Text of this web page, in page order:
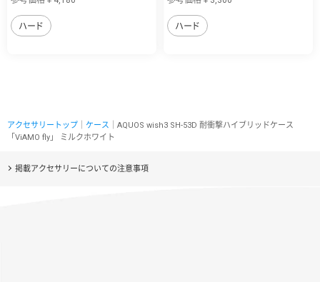
ハード ハード
アクセサリートップ ケース ｜AQUOS wish3 SH-53D 耐衝撃ハイブリッドケース
「ViAMO fly」 ミルクホワイト
掲載アクセサリーについての注意事項